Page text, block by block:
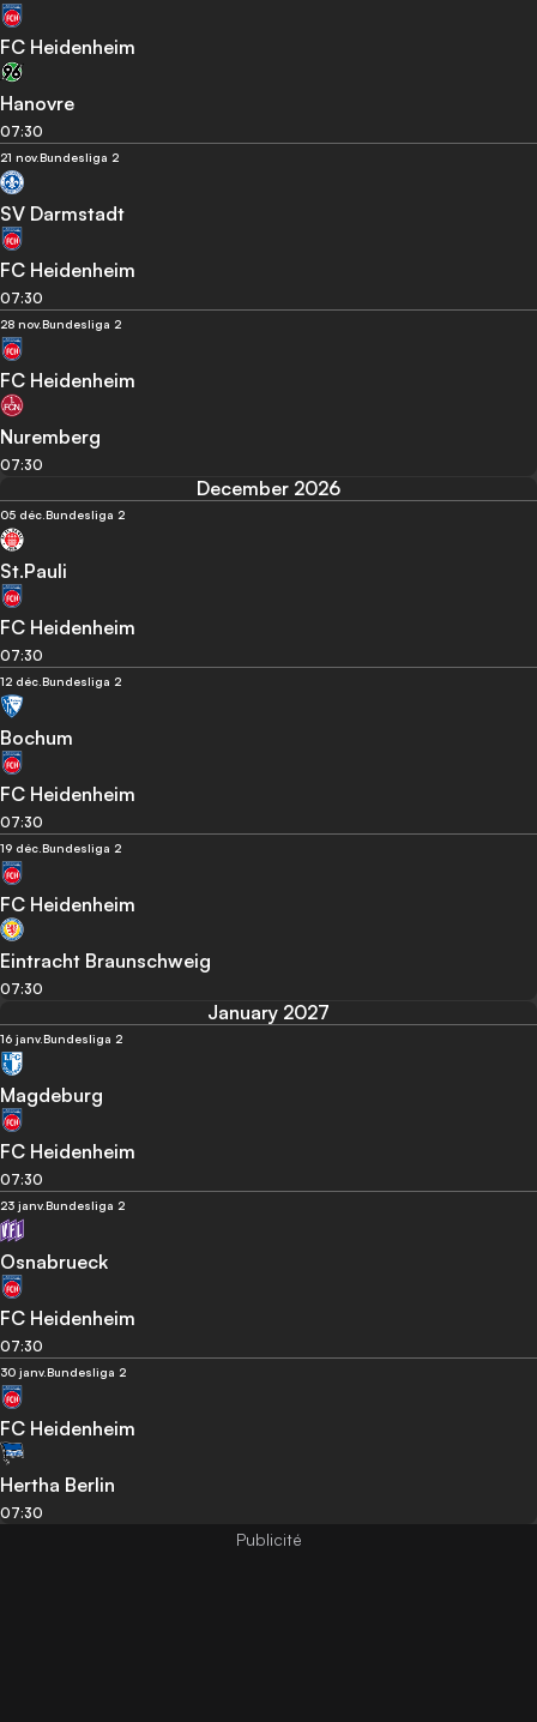
FC Heidenheim
Hanovre
07:30
21 nov.Bundesliga 2
SV Darmstadt
FC Heidenheim
07:30
28 nov.Bundesliga 2
FC Heidenheim
Nuremberg
07:30
December 2026
05 déc. Bundesliga 2
St.Pauli
FC Heidenheim
07:30
12 déc. Bundesliga 2
Bochum
FC Heidenheim
07:30
19 déc. Bundesliga 2
FC Heidenheim
Eintracht Braunschweig
07:30
January 2027
16 janv.Bundesliga 2
Magdeburg
FC Heidenheim
07:30
23 janv.Bundesliga 2
Osnabrueck
FC Heidenheim
07:30
30 janv.Bundesliga 2
FC Heidenheim
Hertha Berlin
07:30